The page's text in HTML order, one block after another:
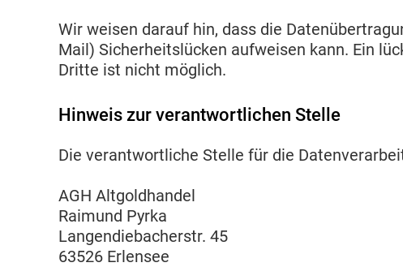
Wir weisen darauf hin, dass die
Mail) Sicherheitslücken aufweisen kann. Ein
Dritte ist nicht möglich.
Hinweis zur verantwortlichen Stelle
Die verantwortliche Stelle für die
AGH Altgoldhandel
Raimund Pyrka
Langendiebacherstr. 45
63526 Erlensee